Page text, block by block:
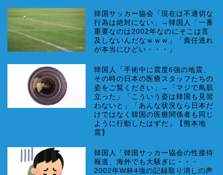
韓国サッカー協会「現在は不適切な
行為は絶対にない」→韓国人「一番
重要なのは2002年なのにそこは言
及しないんだなｗｗｗ」「責任逃れ
が本当にひどい・・・」
韓国人「手術中に震度6強の地震、
その時の日本の医療スタッフたちの
姿をご覧ください」→「マジで鳥肌
立った」「こういう姿は韓国も見習
わないと」「あんな状況なら日本だ
けではなく韓国の医療関係者も同じ
ように行動したはずだ」【熊本地
震】
韓国人「韓国サッカー協会の性接待
報道、海外でも大騒ぎに・・・
2002年W杯4強の記録取り消しの声